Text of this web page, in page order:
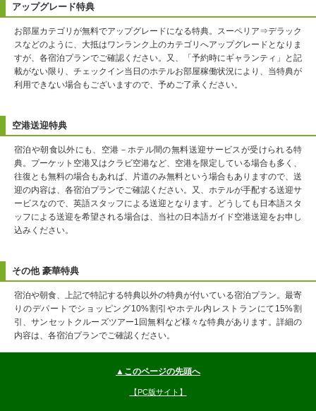
アップグレード特典
お部屋カテゴリが無料でアップグレードになる特典。スーペリア⇒デラック
スなどのように、大抵はワンランク上のカテゴリへアップグレードとなりま
すが、各宿泊プランでご確認ください。又、「予約時にギャランティ」と記
載がない限り、チェックイン当日のホテルお部屋稼働状況により、当特典が
利用できない場合もございますので、予めご了承ください。
空港送迎特典
宿泊や朝食以外にも、空港－ホテル間の無料送迎サービスが受けられる特
典。プーケット空港又はクラビ空港など、空港を限定している場合も多く、
往復とも無料の場合もあれば、片道のみ無料という場合もありますので、送
迎の内容は、各宿泊プランでご確認ください。又、ホテルが手配する送迎サ
ービスなので、英語スタッフによる送迎となります。どうしても日本語スタ
ッフによる送迎を希望される場合は、当社の日本語ガイド空港送迎をお申し
込みください。
その他 豪華特典
宿泊や朝食、上記で特記する特典以外の特典が付いている宿泊プラン。最寄
りのデパートでショッピング10%割引やホテル内レストランにて15%割
引、サンセットクルーズツアー1回無料など様々な特典があります。詳細の
内容は、各宿泊プランでご確認ください。
▲このページの先頭へ
【PC版サイト】